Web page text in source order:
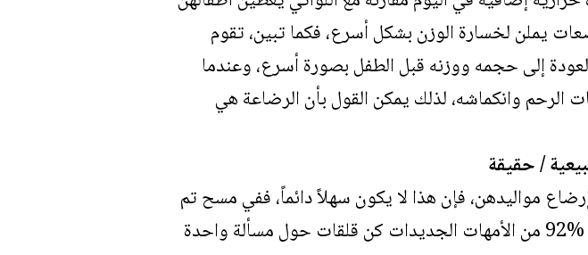
يملن لخسارة الوزن بشكل أسرع، فكما تبين، تقوم
إلى حجمه ووزنه قبل الطفل بصورة أسرع، وعندما
الرحم وانكماشه، لذلك يمكن القول بأن الرضاعة هي
/ حقيقة
مواليدهن، فإن هذا لا يكون سهلاً دائماً، ففي مسح تم
إجراؤه في عام 2013 ونشر في مجلة (Pediatrics)، 92% من الأمهات الجديدات كن قلقات حول مسألة واحدة